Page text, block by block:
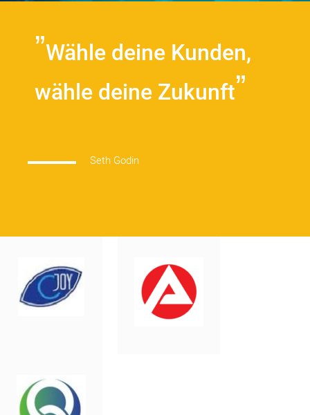
Wähle deine Kunden,
wähle deine Zukunft
Seth Godin